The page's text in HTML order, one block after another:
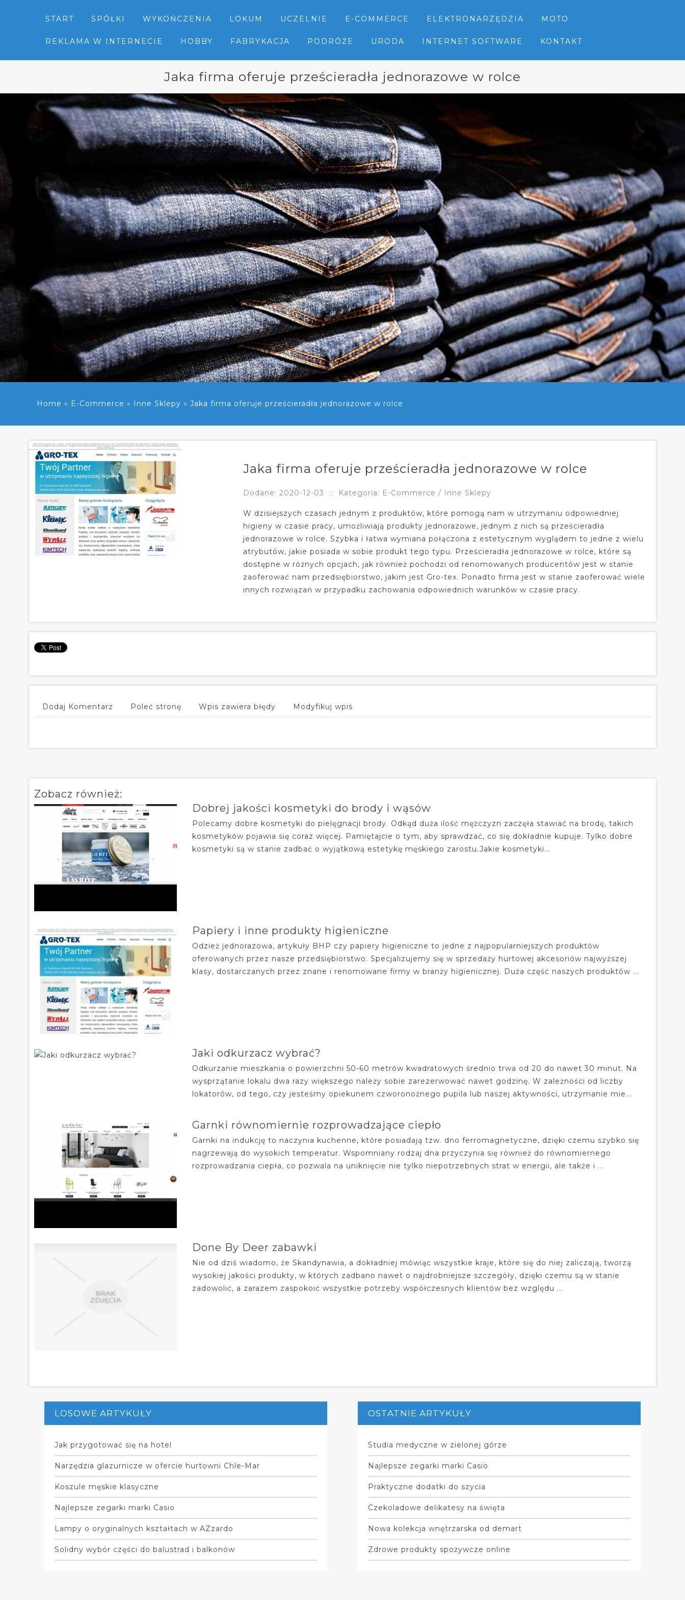
START SPÓŁKI WYKOŃCZENIA LOKUM UCZELNIE E-COMMERCE ELEKTRONARZĘDZIA MOTO
REKLAMA W INTERNECIE HOBBY FABRYKACJA PODRÓŻE URODA INTERNET SOFTWARE KONTAKT
Jaka firma oferuje prześcieradła jednorazowe w rolce
Home » E-Commerce » Inne Sklepy » Jaka firma oferuje prześcieradła jednorazowe w rolce
Jaka firma oferuje prześcieradła jednorazowe w rolce
Dodane: 2020-12-03 :: Kategoria: E-Commerce / Inne Sklepy
W dzisiejszych czasach jednym z produktów, które pomogą nam w utrzymaniu odpowiedniej
higieny w czasie pracy, umożliwiają produkty jednorazowe, jednym z nich są prześcieradła
jednorazowe w rolce. Szybka i łatwa wymiana połączona z estetycznym wyglądem to jedne z wielu
atrybutów, jakie posiada w sobie produkt tego typu. Prześcieradła jednorazowe w rolce, które są
dostępne w różnych opcjach, jak również pochodzi od renomowanych producentów jest w stanie
zaoferować nam przedsiębiorstwo, jakim jest Gro-tex. Ponadto firma jest w stanie zaoferować wiele
innych rozwiązań w przypadku zachowania odpowiednich warunków w czasie pracy.
Dodaj Komentarz Poleć stronę Wpis zawiera błędy Modyfikuj wpis
Zobacz również:
Dobrej jakości kosmetyki do brody i wąsów
Polecamy dobre kosmetyki do pielęgnacji brody. Odkąd duża ilość mężczyzn zaczęła stawiać na brodę, takich
kosmetyków pojawia się coraz więcej. Pamiętajcie o tym, aby sprawdzać, co się dokładnie kupuje. Tylko dobre
kosmetyki są w stanie zadbać o wyjątkową estetykę męskiego zarostu.Jakie kosmetyki...
Papiery i inne produkty higieniczne
Odzież jednorazowa, artykuły BHP czy papiery higieniczne to jedne z najpopularniejszych produktów
oferowanych przez nasze przedsiębiorstwo. Specjalizujemy się w sprzedaży hurtowej akcesoriów najwyższej
klasy, dostarczanych przez znane i renomowane firmy w branży higienicznej. Duża część naszych produktów ...
Jaki odkurzacz wybrać?
Odkurzanie mieszkania o powierzchni 50-60 metrów kwadratowych średnio trwa od 20 do nawet 30 minut. Na
wysprzątanie lokalu dwa razy większego należy sobie zarezerwować nawet godzinę. W zależności od liczby
lokatorów, od tego, czy jesteśmy opiekunem czworonożnego pupila lub naszej aktywności, utrzymanie mie...
Garnki równomiernie rozprowadzające ciepło
Garnki na indukcję to naczynia kuchenne, które posiadają tzw. dno ferromagnetyczne, dzięki czemu szybko się
nagrzewają do wysokich temperatur. Wspomniany rodzaj dna przyczynia się również do równomiernego
rozprowadzania ciepła, co pozwala na uniknięcie nie tylko niepotrzebnych strat w energii, ale także i ...
Done By Deer zabawki
Nie od dziś wiadomo, że Skandynawia, a dokładniej mówiąc wszystkie kraje, które się do niej zaliczają, tworzą
wysokiej jakości produkty, w których zadbano nawet o najdrobniejsze szczegóły, dzięki czemu są w stanie
zadowolić, a zarazem zaspokoić wszystkie potrzeby współczesnych klientów bez względu ...
LOSOWE ARTYKUŁY
Jak przygotować się na hotel
Narzędzia glazurnicze w ofercie hurtowni Chle-Mar
Koszule męskie klasyczne
Najlepsze zegarki marki Casio
Lampy o oryginalnych kształtach w AZzardo
Solidny wybór części do balustrad i balkonów
OSTATNIE ARTYKUŁY
Studia medyczne w zielonej górze
Najlepsze zegarki marki Casio
Praktyczne dodatki do szycia
Czekoladowe delikatesy na święta
Nowa kolekcja wnętrzarska od demart
Zdrowe produkty spożywcze online